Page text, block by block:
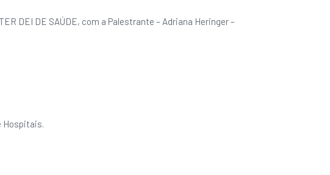
DEI DE SAÚDE, com a Palestrante – Adriana Heringer –
Hospitais.